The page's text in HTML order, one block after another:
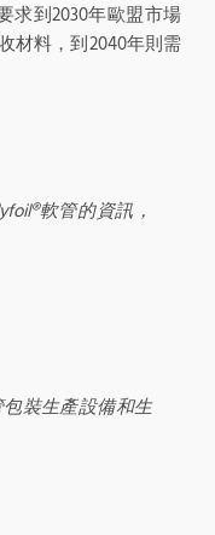
求到2030年歐盟市場
材料，到2040年則需
軟管的資訊，
包裝生產設備和生